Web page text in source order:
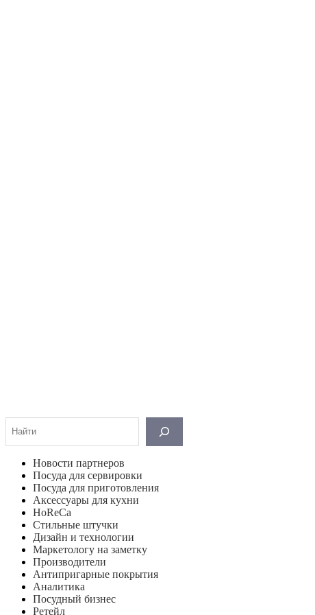
Новости партнеров
Посуда для сервировки
Посуда для приготовления
Аксессуары для кухни
HoReCa
Стильные штучки
Дизайн и технологии
Маркетологу на заметку
Производители
Антипригарные покрытия
Аналитика
Посудный бизнес
Ретейл